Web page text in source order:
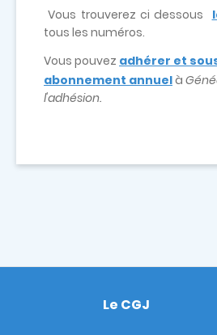
Vous trouverez ci dessous
tous les numéros.
Vous pouvez adhérer et
abonnement annuelà
l'adhésion.
Footer
Le CGJ